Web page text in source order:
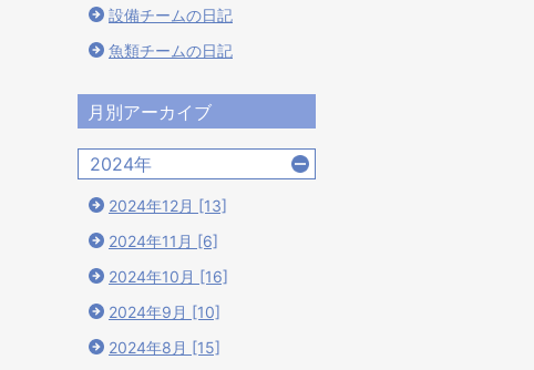
設備チームの日記
魚類チームの日記
月別アーカイブ
2024年
2024年12月 [13]
2024年11月 [6]
2024年10月 [16]
2024年9月 [10]
2024年8月 [15]